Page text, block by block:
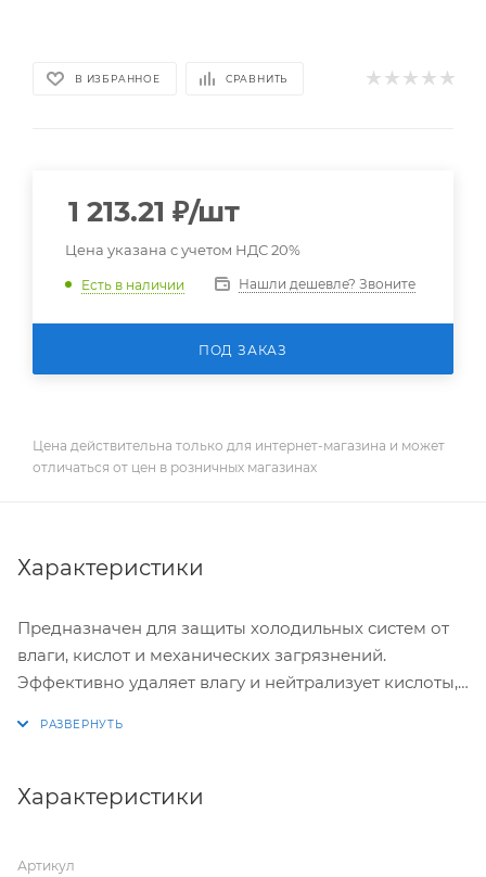
В ИЗБРАННОЕ СРАВНИТЬ
1 213.21 ₽/шт
Цена указана с учетом НДС 20%
Есть в наличии Нашли дешевле? Звоните
ПОД ЗАКАЗ
Цена действительна только для интернет-магазина и может
отличаться от цен в розничных магазинах
Характеристики
Предназначен для защиты холодильных систем от
влаги, кислот и механических загрязнений.
Эффективно удаляет влагу и нейтрализует кислоты,
Характеристики
Артикул